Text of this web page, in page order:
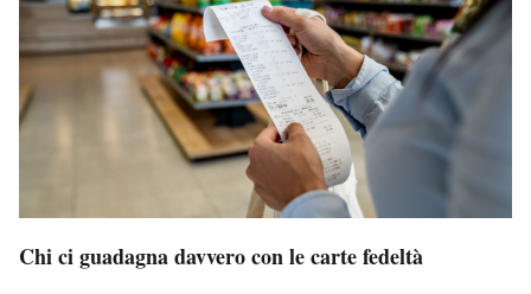
Chi ci guadagna davvero con le carte fedeltà